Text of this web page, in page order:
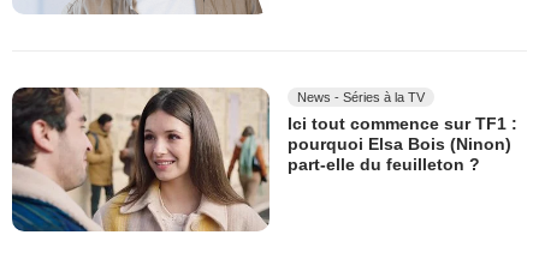
News - Séries à la TV
Ici tout commence sur TF1 :
pourquoi Elsa Bois (Ninon)
part-elle du feuilleton ?